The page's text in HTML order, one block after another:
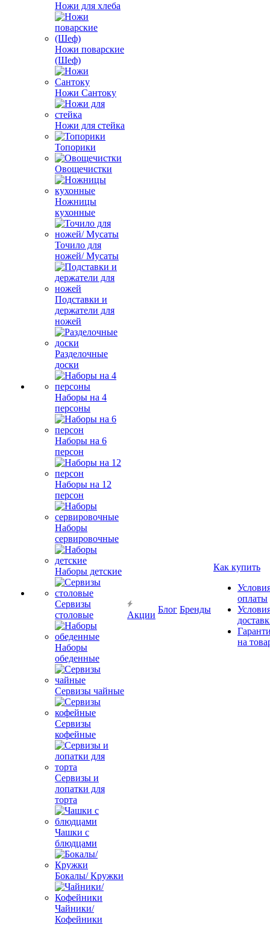
Ножи для хлеба
Ножи поварские
(Шеф)
Ножи Сантоку
Ножи для стейка
Топорики
Овощечистки
Ножницы
кухонные
Точило для
ножей/ Мусаты
Подставки и
держатели для
ножей
Разделочные
доски
Наборы на 4
персоны
Наборы на 6
персон
Наборы на 12
персон
Наборы
сервировочные
Наборы детские
Сервизы
столовые
Наборы
обеденные
Сервизы чайные
Сервизы
кофейные
Сервизы и
лопатки для
торта
Чашки с
блюдцами
Бокалы/ Кружки
Чайники/
Кофейники
Акции
Блог Бренды
Как купить
оплаты
на